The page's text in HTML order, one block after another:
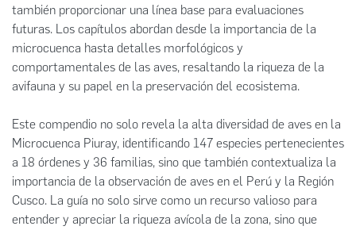
también proporcionar una línea base para evaluaciones
futuras. Los capítulos abordan desde la importancia de la
microcuenca hasta detalles morfológicos y
comportamentales de las aves, resaltando la riqueza de la
avifauna y su papel en la preservación del ecosistema.
Este compendio no solo revela la alta diversidad de aves en la
Microcuenca Piuray, identificando 147 especies pertenecientes
a 18 órdenes y 36 familias, sino que también contextualiza la
importancia de la observación de aves en el Perú y la Región
Cusco. La guía no solo sirve como un recurso valioso para
entender y apreciar la riqueza avícola de la zona, sino que